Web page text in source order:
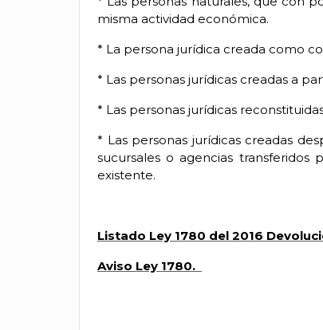
misma actividad económica.
* La persona jurídica creada como
* Las personas jurídicas creadas a
* Las personas jurídicas
* Las personas jurídicas creadas
sucursales o agencias
existente.
Listado Ley 1780 del 2016
Aviso Ley 1780.